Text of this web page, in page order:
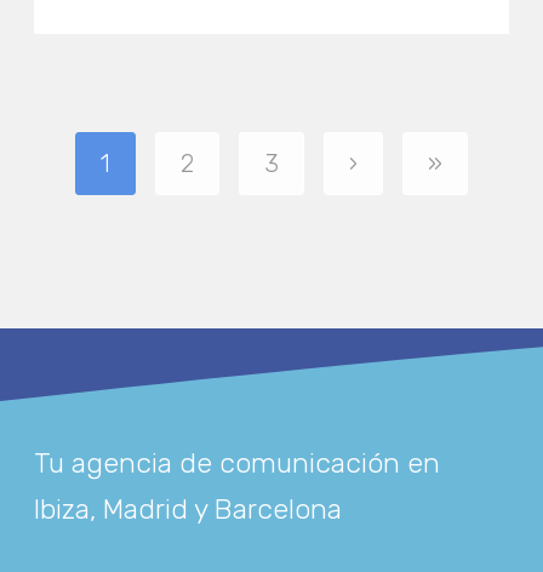
1 2 3 › »
Tu agencia de comunicación en
Ibiza, Madrid y Barcelona